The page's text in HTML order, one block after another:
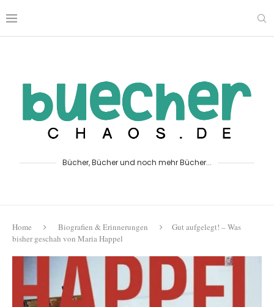
Bücher, Bücher und noch mehr Bücher...
Home Biografien & Erinnerungen
Gut aufgelegt! – Was
bisher geschah von Maria Happel